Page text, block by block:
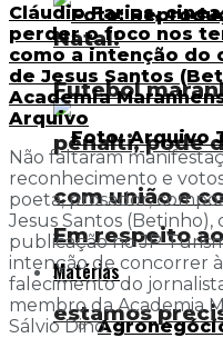
Futebol
pênalti, pode
com união e
Matérias
Natal!
Em respeito
estamos
Cláudio Farias,
perder o foco nos
como a intenção do
de Jesus Santos
Academia
Arquivo
Não faltaram
reconhecimento e
poeta, prosador,
Jesus Santos (Betinho),
publicação no JP
intenção de concorrer
falecimento do
membro da Academia
Sálvio Dino.